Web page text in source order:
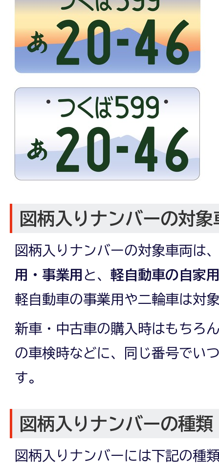
図柄入りナンバーの対象
図柄入りナンバーの対象車両は
用・事業用 と、 軽自動車の自家
軽自動車の事業用や二輪車は対
新車・中古車の購入時はもちろ
の車検時などに、同じ番号でい
す。
図柄入りナンバーの種類
図柄入りナンバーには下記の種